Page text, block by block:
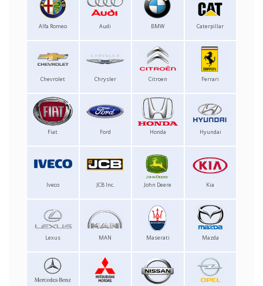
Alfa Romeo Audi BMW Caterpillar
Chevrolet Chrysler Citroen Ferrari
Fiat Ford Honda Hyundai
Iveco JCB Inc. John Deere Kia
Lexus MAN Maserati Mazda